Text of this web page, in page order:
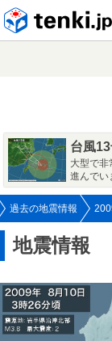
台風
大型で非
進んでい
過去の地震情報
地震情報